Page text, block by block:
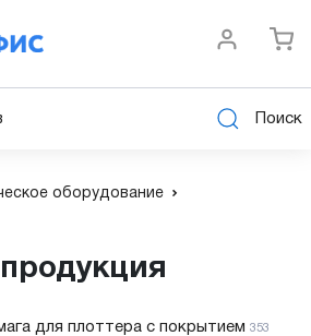
Поиск
оборудование
для плоттера с покрытием 353